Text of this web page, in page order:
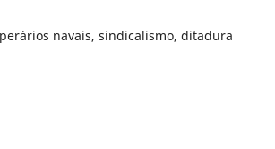
navais, sindicalismo, ditadura